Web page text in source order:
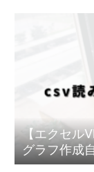
【エクセル
グラフ作成